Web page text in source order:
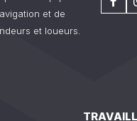
et de
et loueurs.